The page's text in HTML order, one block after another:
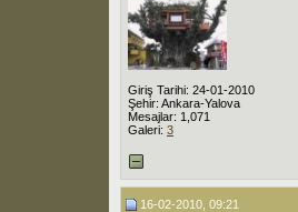
Giriş Tarihi: 24-01-2010
Şehir: Ankara-Yalova
Mesajlar: 1,071
Galeri: 3
16-02-2010, 09:21